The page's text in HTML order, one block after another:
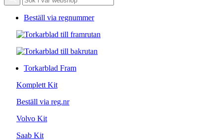
Beställ via regnummer
Torkarblad Fram
Komplett Kit
Beställ via reg.nr
Volvo Kit
Saab Kit